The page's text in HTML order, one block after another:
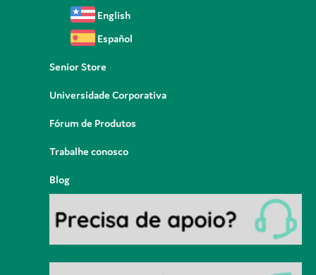
English
Español
Senior Store
Universidade Corporativa
Fórum de Produtos
Trabalhe conosco
Blog